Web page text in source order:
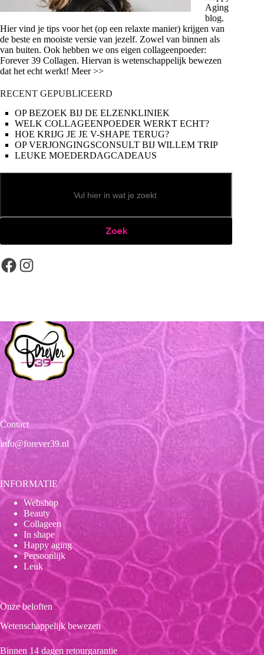
Aging
blog.
Hier vind je tips voor het (op een relaxte manier) krijgen van
de beste en mooiste versie van jezelf. Zowel van binnen als
van buiten. Ook hebben we ons eigen collageenpoeder:
Forever 39 Collagen. Hiervan is wetenschappelijk bewezen
dat het echt werkt! Meer >>
RECENT GEPUBLICEERD
OP BEZOEK BIJ DE ELZENKLINIEK
WELK COLLAGEENPOEDER WERKT ECHT?
HOE KRIJG JE JE V-SHAPE TERUG?
OP VERJONGINGSCONSULT BIJ WILLEM TRIP
LEUKE MOEDERDAGCADEAUS
Zoeken
Zoek
Facebook
Instagram
Contact
info@forever39.nl
INFORMATIE
Webshop
Beauty
Collageen
In shape
Happy aging
Persoonlijk
Leuk
Onze beloften
Wetenschappelijk bewezen
Binnen 14 dagen retourgarantie